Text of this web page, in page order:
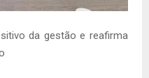
da gestão e reafirma